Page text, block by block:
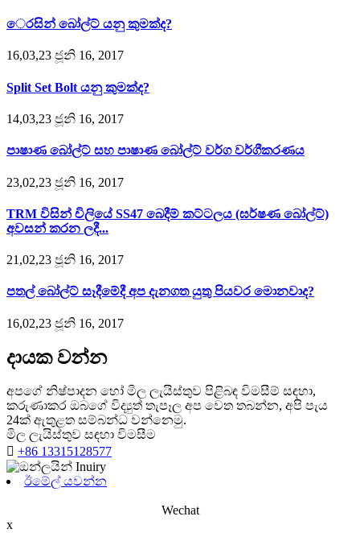
ෙරසින් බෝල්ට් යනු කුමක්ද?
16,03,23 ජූනි 16, 2017
Split Set Bolt යනු කුමක්ද?
14,03,23 ජූනි 16, 2017
පාෂාණ බෝල්ට් සහ පාෂාණ බෝල්ට් වර්ග වර්ගීකරණය
23,02,23 ජූනි 16, 2017
TRM විසින් චිලියේ SS47 බෙදීම් කට්ටලය (ඝර්ෂණ බෝල්ට්)
අවසන් කරන ලදී...
21,02,23 ජූනි 16, 2017
පතල් බෝල්ට් සෑදීමේදී අප දැනගත යුතු පියවර මොනවාද?
16,02,23 ජූනි 16, 2017
දායක වන්න
අපගේ නිෂ්පාදන හෝ මිල ලැයිස්තුව පිළිබඳ විමසීම් සඳහා,
කරුණාකර ඔබගේ විද්‍යුත් තැපෑල අප වෙත තබන්න, අපි පැය
24ක් ඇතුළත සම්බන්ධ වන්නෙමු.
මිල ලැයිස්තුව සඳහා විමසීම
 +86 13315128577
ඊමේල් යවන්න
Wechat
x